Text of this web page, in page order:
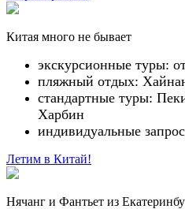
Китая много не бывает
экскурсионные туры:
пляжный отдых:
стандартные туры:
Харбин
индивидуальные
Летим в Китай!
Нячанг и Фантьет из